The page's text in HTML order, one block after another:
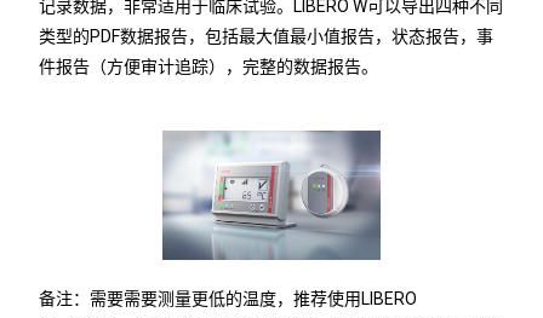
记录数据，非常适用于临床试验。LIBERO W可以导出四种不同
类型的PDF数据报告，包括最大值最小值报告，状态报告，事
件报告（方便审计追踪），完整的数据报告。
备注：需要需要测量更低的温度，推荐使用LIBERO